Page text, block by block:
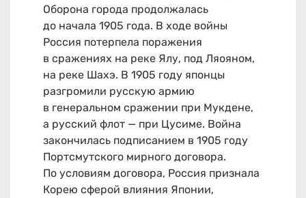
Оборона города продолжалась
до начала 1905 года. В ходе войны
Россия потерпела поражения
в сражениях на реке Ялу, под Ляояном,
на реке Шахэ. В 1905 году японцы
разгромили русскую армию
в генеральном сражении при Мукдене,
а русский флот — при Цусиме. Война
закончилась подписанием в 1905 году
Портсмутского мирного договора.
По условиям договора, Россия признала
Корею сферой влияния Японии,